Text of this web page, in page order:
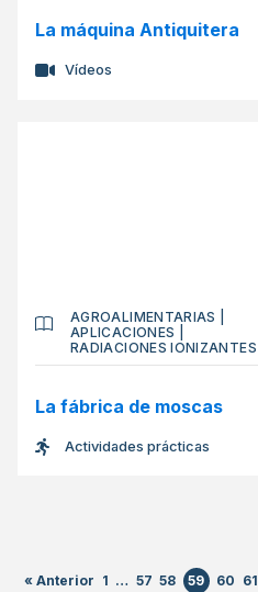
La máquina Antiquitera
Vídeos
AGROALIMENTARIAS
APLICACIONES
RADIACIONES IONIZANTES
La fábrica de moscas
Actividades prácticas
« Anterior 1 … 57 58 59 60 61